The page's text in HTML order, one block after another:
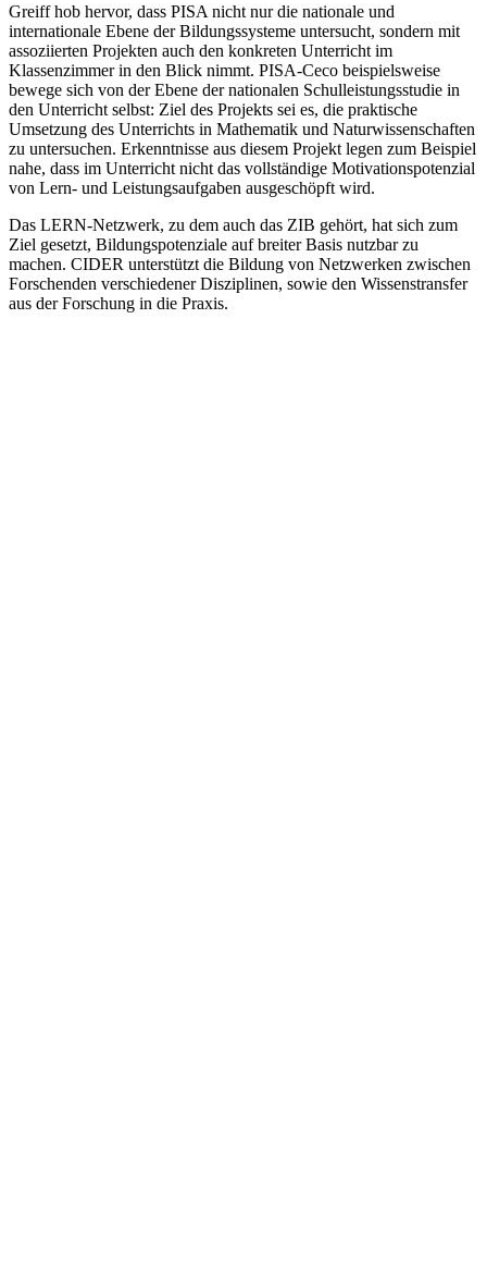
Greiff hob hervor, dass PISA nicht nur die nationale und
internationale Ebene der Bildungssysteme untersucht, sondern mit
assoziierten Projekten auch den konkreten Unterricht im
Klassenzimmer in den Blick nimmt. PISA-Ceco beispielsweise
bewege sich von der Ebene der nationalen Schulleistungsstudie in
den Unterricht selbst: Ziel des Projekts sei es, die praktische
Umsetzung des Unterrichts in Mathematik und Naturwissenschaften
zu untersuchen. Erkenntnisse aus diesem Projekt legen zum Beispiel
nahe, dass im Unterricht nicht das vollständige Motivationspotenzial
von Lern- und Leistungsaufgaben ausgeschöpft wird.
Das LERN-Netzwerk, zu dem auch das ZIB gehört, hat sich zum
Ziel gesetzt, Bildungspotenziale auf breiter Basis nutzbar zu
machen. CIDER unterstützt die Bildung von Netzwerken zwischen
Forschenden verschiedener Disziplinen, sowie den Wissenstransfer
aus der Forschung in die Praxis.